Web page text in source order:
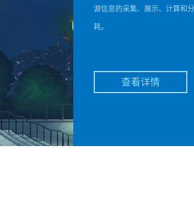
源信息的采集、展示、计算和
耗。
查看详情